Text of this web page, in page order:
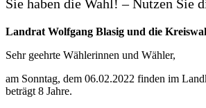
Sie haben die Wahl! – Nutzen Sie
Landrat Wolfgang Blasig und die
Sehr geehrte Wählerinnen und Wähler,
am Sonntag, dem 06.02.2022 finden im
beträgt 8 Jahre.